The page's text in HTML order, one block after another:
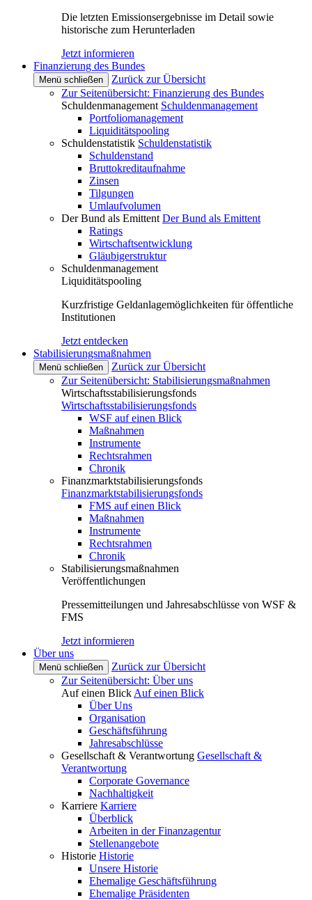
Die letzten Emissionsergebnisse im Detail sowie
historische zum Herunterladen
Jetzt informieren
Finanzierung des Bundes
Menü schließen
Zurück zur Übersicht
Zur Seitenübersicht: Finanzierung des Bundes
Schuldenmanagement Schuldenmanagement
Portfoliomanagement
Liquiditätspooling
Schuldenstatistik Schuldenstatistik
Schuldenstand
Bruttokreditaufnahme
Zinsen
Tilgungen
Umlaufvolumen
Der Bund als Emittent Der Bund als Emittent
Ratings
Wirtschaftsentwicklung
Gläubigerstruktur
Schuldenmanagement
Liquiditätspooling
Kurzfristige Geldanlagemöglichkeiten für öffentliche
Institutionen
Jetzt entdecken
Stabilisierungsmaßnahmen
Menü schließen
Zurück zur Übersicht
Zur Seitenübersicht: Stabilisierungsmaßnahmen
Wirtschaftsstabilisierungsfonds
Wirtschaftsstabilisierungsfonds
WSF auf einen Blick
Maßnahmen
Instrumente
Rechtsrahmen
Chronik
Finanzmarktstabilisierungsfonds
Finanzmarktstabilisierungsfonds
FMS auf einen Blick
Maßnahmen
Instrumente
Rechtsrahmen
Chronik
Stabilisierungsmaßnahmen
Veröffentlichungen
Pressemitteilungen und Jahresabschlüsse von WSF &
FMS
Jetzt informieren
Über uns
Menü schließen
Zurück zur Übersicht
Zur Seitenübersicht: Über uns
Auf einen Blick Auf einen Blick
Über Uns
Organisation
Geschäftsführung
Jahresabschlüsse
Gesellschaft & Verantwortung Gesellschaft &
Verantwortung
Corporate Governance
Nachhaltigkeit
Karriere Karriere
Überblick
Arbeiten in der Finanzagentur
Stellenangebote
Historie Historie
Unsere Historie
Ehemalige Geschäftsführung
Ehemalige Präsidenten